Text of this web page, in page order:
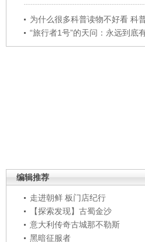
为什么很多科普读物不好看 科普
“旅行者1号”的天问：永远到底有
编辑推荐
走进朝鲜 板门店纪行
【探索发现】古蜀金沙
意大利传奇古城那不勒斯
黑暗征服者